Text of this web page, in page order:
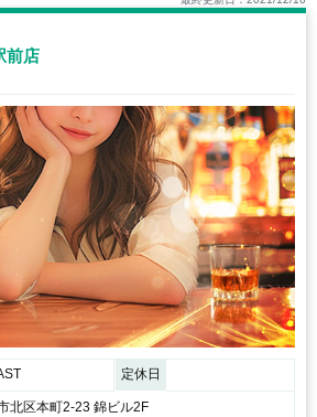
前店
定休日
北区本町2-23 錦ビル2F